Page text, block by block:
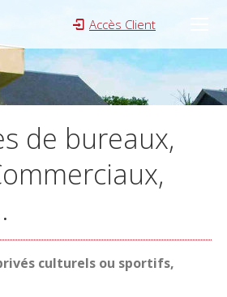
Accès Client
de bureaux,
culturels ou sportifs,